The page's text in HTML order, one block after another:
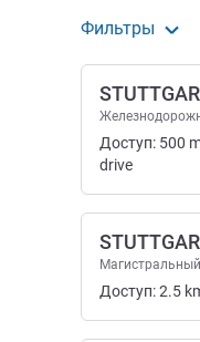
Фильтры
Доступ: 500
drive
Доступ:2.5